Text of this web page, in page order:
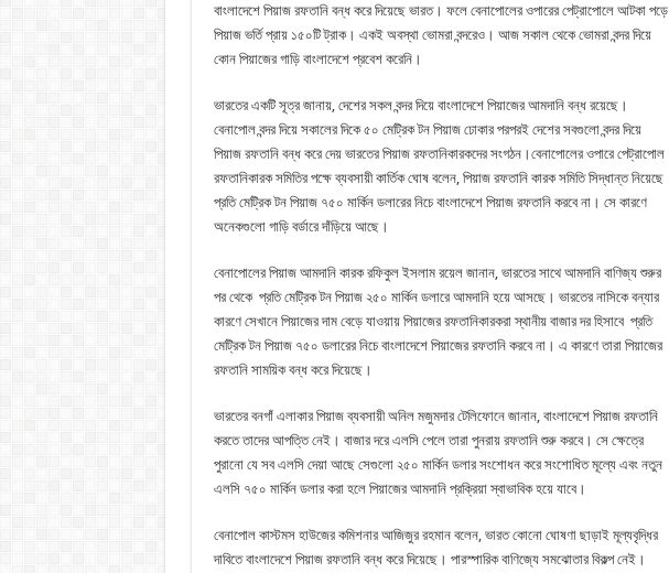
বাংলাদেশে পিয়াজ রফতানি বন্ধ করে দিয়েছে ভারত। ফলে বেনাপোলের ওপারের পেট্রাপোলে আটকা পড়ে
পিয়াজ ভর্তি প্রায় ১৫০টি ট্রাক। একই অবস্থা ভোমরা বন্দরেও। আজ সকাল থেকে ভোমরা বন্দর দিয়ে
কোন পিয়াজের গাড়ি বাংলাদেশে প্রবেশ করেনি।
ভারতের একটি সূত্র জানায়, দেশের সকল বন্দর দিয়ে বাংলাদেশে পিয়াজের আমদানি বন্ধ রয়েছে।
বেনাপোল বন্দর দিয়ে সকালের দিকে ৫০ মেট্রিক টন পিয়াজ ঢোকার পরপরই দেশের সবগুলো বন্দর দিয়ে
পিয়াজ রফতানি বন্ধ করে দেয় ভারতের পিয়াজ রফতানিকারকদের সংগঠন।বেনাপোলের ওপারে পেট্রাপোল
রফতানিকারক সমিতির পক্ষে ব্যবসায়ী কার্তিক ঘোষ বলেন, পিয়াজ রফতানি কারক সমিতি সিদ্ধান্ত নিয়েছে
প্রতি মেট্রিক টন পিয়াজ ৭৫০ মার্কিন ডলারের নিচে বাংলাদেশে পিয়াজ রফতানি করবে না। সে কারণে
অনেকগুলো গাড়ি বর্ডারে দাঁড়িয়ে আছে।
বেনাপোলের পিয়াজ আমদানি কারক রফিকুল ইসলাম রয়েল জানান, ভারতের সাথে আমদানি বাণিজ্য শুরুর
পর থেকে প্রতি মেট্রিক টন পিয়াজ ২৫০ মার্কিন ডলারে আমদানি হয়ে আসছে। ভারতের নাসিকে বন্যার
কারণে সেখানে পিয়াজের দাম বেড়ে যাওয়ায় পিয়াজের রফতানিকারকরা স্থানীয় বাজার দর হিসাবে প্রতি
মেট্রিক টন পিয়াজ ৭৫০ ডলারের নিচে বাংলাদেশে পিয়াজের রফতানি করবে না। এ কারণে তারা পিয়াজের
রফতানি সাময়িক বন্ধ করে দিয়েছে।
ভারতের বনগাঁ এলাকার পিয়াজ ব্যবসায়ী অনিল মজুমদার টেলিফোনে জানান, বাংলাদেশে পিয়াজ রফতানি
করতে তাদের আপত্তি নেই। বাজার দরে এলসি পেলে তারা পুনরায় রফতানি শুরু করবে। সে ক্ষেত্রে
পুরানো যে সব এলসি দেয়া আছে সেগুলো ২৫০ মার্কিন ডলার সংশোধন করে সংশোধিত মূল্যে এবং নতুন
এলসি ৭৫০ মার্কিন ডলার করা হলে পিয়াজের আমদানি প্রক্রিয়া স্বাভাবিক হয়ে যাবে।
বেনাপোল কাস্টমস হাউজের কমিশনার আজিজুর রহমান বলেন, ভারত কোনো ঘোষণা ছাড়াই মূল্যবৃদ্ধির
দাবিতে বাংলাদেশে পিয়াজ রফতানি বন্ধ করে দিয়েছে। পারস্পারিক বাণিজ্যে সমঝোতার বিকল্প নেই।